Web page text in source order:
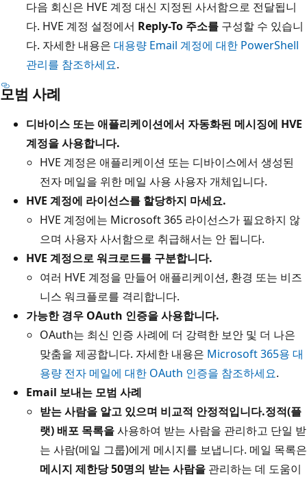
다음 회신은 HVE 계정 대신 지정된 사서함으로 전달됩니
다. HVE 계정 설정에서 Reply-To 주소를 구성할 수 있습니
다. 자세한 내용은 대용량 Email 계정에 대한 PowerShell
관리를 참조하세요.
모범 사례
디바이스 또는 애플리케이션에서 자동화된 메시징에 HVE
계정을 사용합니다.
HVE 계정은 애플리케이션 또는 디바이스에서 생성된
전자 메일을 위한 메일 사용 사용자 개체입니다.
HVE 계정에 라이선스를 할당하지 마세요.
HVE 계정에는 Microsoft 365 라이선스가 필요하지 않
으며 사용자 사서함으로 취급해서는 안 됩니다.
HVE 계정으로 워크로드를 구분합니다.
여러 HVE 계정을 만들어 애플리케이션, 환경 또는 비즈
니스 워크플로를 격리합니다.
가능한 경우 OAuth 인증을 사용합니다.
OAuth는 최신 인증 사례에 더 강력한 보안 및 더 나은
맞춤을 제공합니다. 자세한 내용은 Microsoft 365용 대
용량 전자 메일에 대한 OAuth 인증을 참조하세요.
Email 보내는 모범 사례
받는 사람을 알고 있으며 비교적 안정적입니다.정적(플
랫) 배포 목록을사용하여 받는 사람을 관리하고 단일 받
는 사람(메일 그룹)에게 메시지를 보냅니다. 메일 목록은
메시지 제한당 50명의 받는 사람을 관리하는 데 도움이